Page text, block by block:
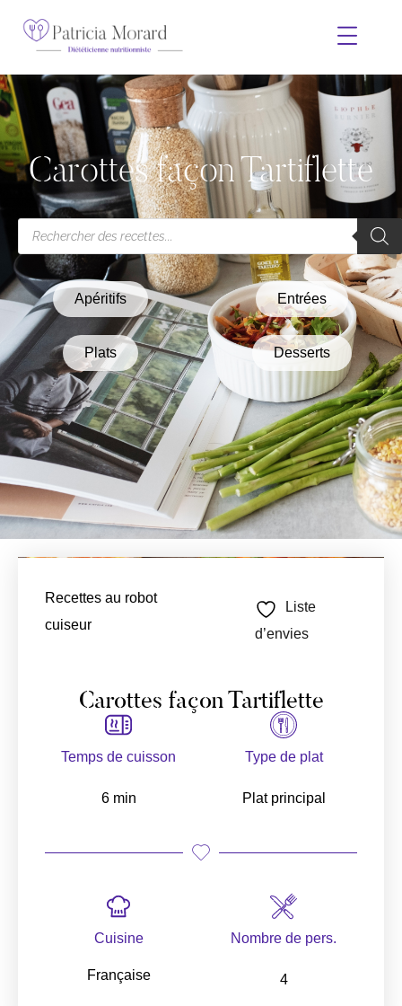
Carottes façon Tartiflette
Apéritifs Entrées
Plats Desserts
Recettes au robot
cuiseur
Liste
d’envies
Carottes façon Tartiflette
Temps de cuisson
6 min
Type de plat
Plat principal
Cuisine
Française
Nombre de pers.
4